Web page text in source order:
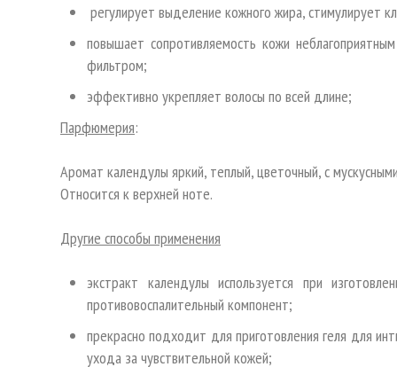
регулирует выделение кожного жира, стимулирует
повышает сопротивляемость кожи
фильтром;
эффективно укрепляет волосы по всей длине;
Парфюмерия:
Аромат календулы яркий, теплый, цветочный, с
Относится к верхней ноте.
Другие способы применения
экстракт календулы используется при
противовоспалительный компонент;
прекрасно подходит для приготовления геля для
ухода за чувствительной кожей;